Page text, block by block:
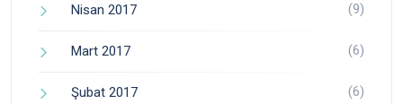
Nisan 2017 (9)
Mart 2017 (6)
Şubat 2017 (6)